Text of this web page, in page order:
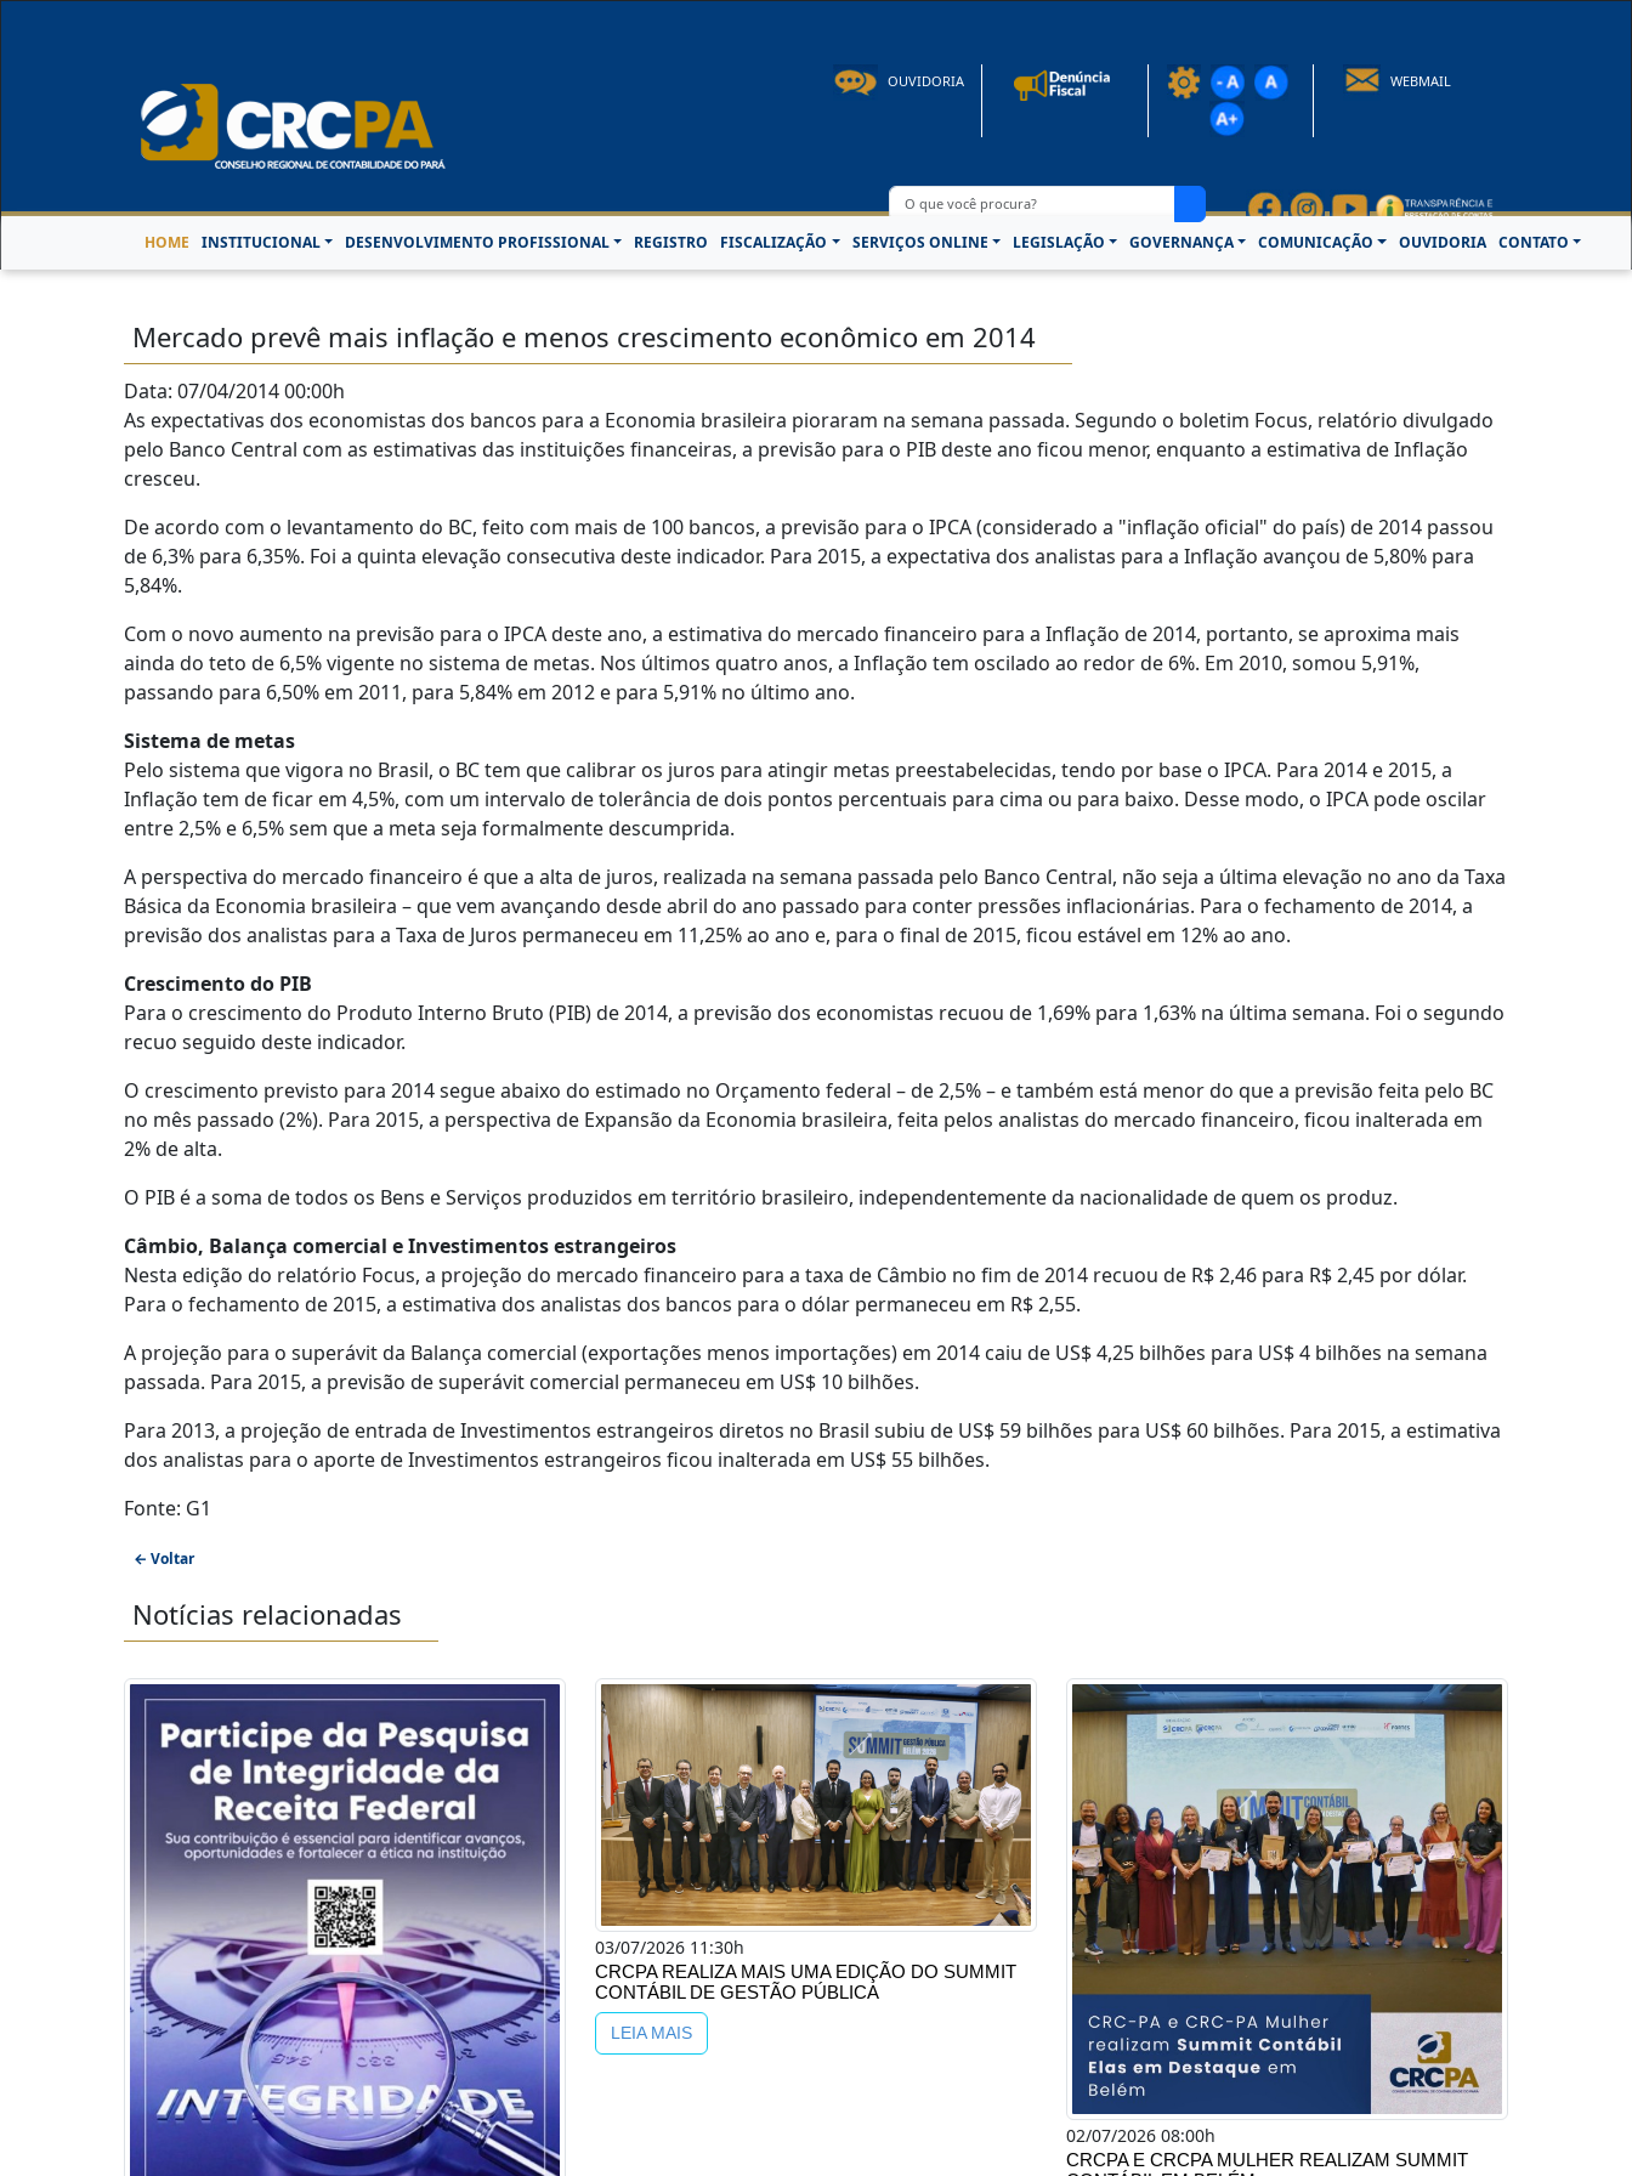
OUVIDORIA WEBMAIL
HOME INSTITUCIONAL DESENVOLVIMENTO PROFISSIONAL REGISTRO FISCALIZAÇÃO SERVIÇOS ONLINE LEGISLAÇÃO GOVERNANÇA COMUNICAÇÃO OUVIDORIA CONTATO
Mercado prevê mais inflação e menos crescimento econômico em 2014
Data: 07/04/2014 00:00h
As expectativas dos economistas dos bancos para a Economia brasileira pioraram na semana passada. Segundo o boletim Focus, relatório divulgado
pelo Banco Central com as estimativas das instituições financeiras, a previsão para o PIB deste ano ficou menor, enquanto a estimativa de Inflação
cresceu.
De acordo com o levantamento do BC, feito com mais de 100 bancos, a previsão para o IPCA (considerado a "inflação oficial" do país) de 2014 passou
de 6,3% para 6,35%. Foi a quinta elevação consecutiva deste indicador. Para 2015, a expectativa dos analistas para a Inflação avançou de 5,80% para
5,84%.
Com o novo aumento na previsão para o IPCA deste ano, a estimativa do mercado financeiro para a Inflação de 2014, portanto, se aproxima mais
ainda do teto de 6,5% vigente no sistema de metas. Nos últimos quatro anos, a Inflação tem oscilado ao redor de 6%. Em 2010, somou 5,91%,
passando para 6,50% em 2011, para 5,84% em 2012 e para 5,91% no último ano.
Sistema de metas
Pelo sistema que vigora no Brasil, o BC tem que calibrar os juros para atingir metas preestabelecidas, tendo por base o IPCA. Para 2014 e 2015, a
Inflação tem de ficar em 4,5%, com um intervalo de tolerância de dois pontos percentuais para cima ou para baixo. Desse modo, o IPCA pode oscilar
entre 2,5% e 6,5% sem que a meta seja formalmente descumprida.
A perspectiva do mercado financeiro é que a alta de juros, realizada na semana passada pelo Banco Central, não seja a última elevação no ano da Taxa
Básica da Economia brasileira – que vem avançando desde abril do ano passado para conter pressões inflacionárias. Para o fechamento de 2014, a
previsão dos analistas para a Taxa de Juros permaneceu em 11,25% ao ano e, para o final de 2015, ficou estável em 12% ao ano.
Crescimento do PIB
Para o crescimento do Produto Interno Bruto (PIB) de 2014, a previsão dos economistas recuou de 1,69% para 1,63% na última semana. Foi o segundo
recuo seguido deste indicador.
O crescimento previsto para 2014 segue abaixo do estimado no Orçamento federal – de 2,5% – e também está menor do que a previsão feita pelo BC
no mês passado (2%). Para 2015, a perspectiva de Expansão da Economia brasileira, feita pelos analistas do mercado financeiro, ficou inalterada em
2% de alta.
O PIB é a soma de todos os Bens e Serviços produzidos em território brasileiro, independentemente da nacionalidade de quem os produz.
Câmbio, Balança comercial e Investimentos estrangeiros
Nesta edição do relatório Focus, a projeção do mercado financeiro para a taxa de Câmbio no fim de 2014 recuou de R$ 2,46 para R$ 2,45 por dólar.
Para o fechamento de 2015, a estimativa dos analistas dos bancos para o dólar permaneceu em R$ 2,55.
A projeção para o superávit da Balança comercial (exportações menos importações) em 2014 caiu de US$ 4,25 bilhões para US$ 4 bilhões na semana
passada. Para 2015, a previsão de superávit comercial permaneceu em US$ 10 bilhões.
Para 2013, a projeção de entrada de Investimentos estrangeiros diretos no Brasil subiu de US$ 59 bilhões para US$ 60 bilhões. Para 2015, a estimativa
dos analistas para o aporte de Investimentos estrangeiros ficou inalterada em US$ 55 bilhões.
Fonte: G1
← Voltar
Notícias relacionadas
03/07/2026 11:30h
CRCPA REALIZA MAIS UMA EDIÇÃO DO SUMMIT
CONTÁBIL DE GESTÃO PÚBLICA
LEIA MAIS
02/07/2026 08:00h
CRCPA E CRCPA MULHER REALIZAM SUMMIT